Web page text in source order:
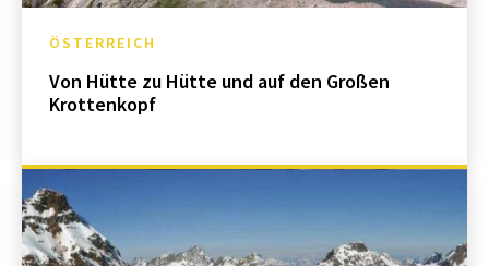
ÖSTERREICH
Von Hütte zu Hütte und auf den Großen
Krottenkopf